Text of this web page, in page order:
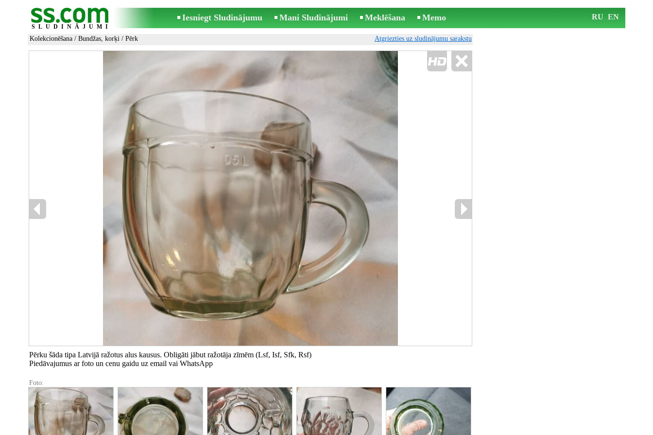
SLUDINĀJUMI
Iesniegt Sludinājumu Mani Sludinājumi Meklēšana Memo RU EN
Kolekcionēšana / Bundžas, korķi / Pērk Atgriezties uz sludinājumu sarakstu
Pērku šāda tipa Latvijā ražotus alus kausus. Obligāti jābut ražotāja zīmēm (Lsf, Isf, Sfk, Rsf)
Piedāvajumus ar foto un cenu gaidu uz email vai WhatsApp
Foto: